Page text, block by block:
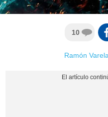
10
Ramón